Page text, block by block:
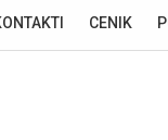
CENIK